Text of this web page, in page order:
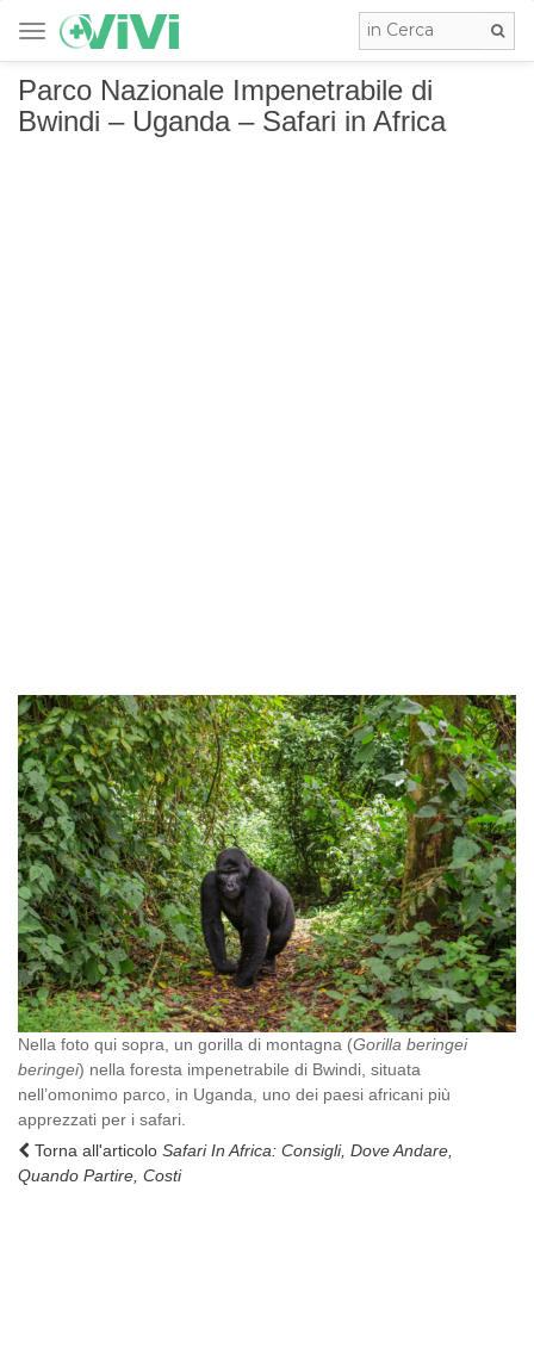
TOGGLE NAVIGATION
Parco Nazionale Impenetrabile di
Bwindi – Uganda – Safari in Africa
Nella foto qui sopra, un gorilla di montagna (Gorilla beringei
beringei) nella foresta impenetrabile di Bwindi, situata
nell’omonimo parco, in Uganda, uno dei paesi africani più
apprezzati per i safari.
Torna all'articolo Safari In Africa: Consigli, Dove Andare,
Quando Partire, Costi